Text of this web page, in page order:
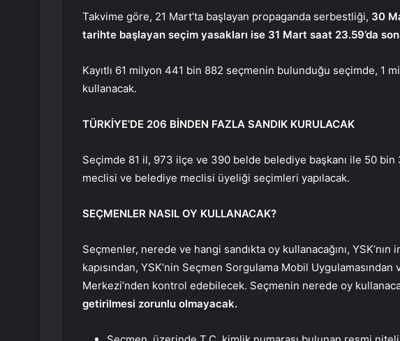
Takvime göre, 21 Mart’ta başlayan propaganda serbestliği, 30
tarihte başlayan seçim yasakları ise 31 Mart saat 23.59’da
Kayıtlı 61 milyon 441 bin 882 seçmenin bulunduğu seçimde, 1
kullanacak.
TÜRKİYE’DE 206 BİNDEN FAZLA SANDIK KURULACAK
Seçimde 81 il, 973 ilçe ve 390 belde belediye başkanı ile 50
meclisi ve belediye meclisi üyeliği seçimleri yapılacak.
SEÇMENLER NASIL OY KULLANACAK?
Seçmenler, nerede ve hangi sandıkta oy kullanacağını,
kapısından, YSK’nin Seçmen Sorgulama Mobil
Merkezi’nden kontrol edebilecek. Seçmenin nerede oy
getirilmesi zorunlu olmayacak.